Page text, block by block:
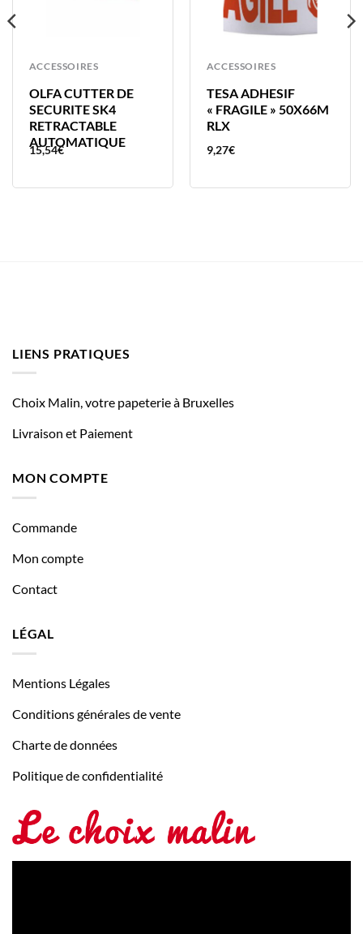
ACCESSOIRES
OLFA CUTTER DE
SECURITE SK4
RETRACTABLE
AUTOMATIQUE
15,54€
ACCESSOIRES
TESA ADHESIF
« FRAGILE » 50X66M
RLX
9,27€
LIENS PRATIQUES
Choix Malin, votre papeterie à Bruxelles
Livraison et Paiement
MON COMPTE
Commande
Mon compte
Contact
LÉGAL
Mentions Légales
Conditions générales de vente
Charte de données
Politique de confidentialité